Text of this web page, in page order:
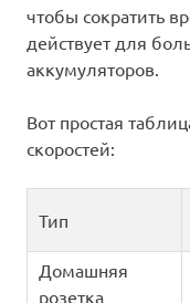
чтобы сократить
действует для
аккумуляторов.
Вот простая
скоростей:
Тип
Домашняя
розетка